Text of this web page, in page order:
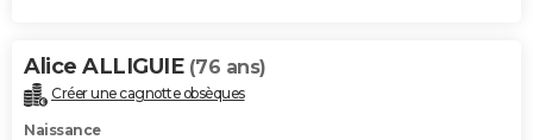
Alice ALLIGUIE (76 ans)
Créer une cagnotte obsèques
Naissance